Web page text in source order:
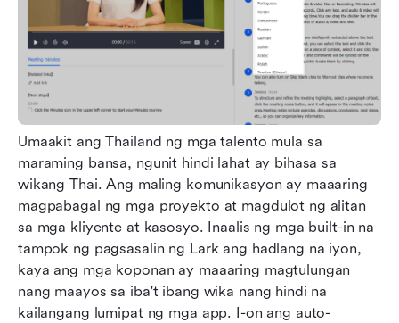
Umaakit ang Thailand ng mga talento mula sa
maraming bansa, ngunit hindi lahat ay bihasa sa
wikang Thai. Ang maling komunikasyon ay maaaring
magpabagal ng mga proyekto at magdulot ng alitan
sa mga kliyente at kasosyo. Inaalis ng mga built-in na
tampok ng pagsasalin ng Lark ang hadlang na iyon,
kaya ang mga koponan ay maaaring magtulungan
nang maayos sa iba't ibang wika nang hindi na
kailangang lumipat ng mga app. I-on ang auto-